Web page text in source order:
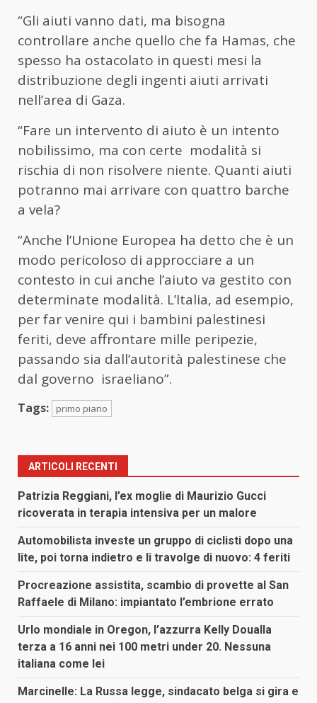
“Gli aiuti vanno dati, ma bisogna
controllare anche quello che fa Hamas, che
spesso ha ostacolato in questi mesi la
distribuzione degli ingenti aiuti arrivati
nell’area di Gaza.
“Fare un intervento di aiuto è un intento
nobilissimo, ma con certe modalità si
rischia di non risolvere niente. Quanti aiuti
potranno mai arrivare con quattro barche
a vela?
“Anche l’Unione Europea ha detto che è un
modo pericoloso di approcciare a un
contesto in cui anche l’aiuto va gestito con
determinate modalità. L’Italia, ad esempio,
per far venire qui i bambini palestinesi
feriti, deve affrontare mille peripezie,
passando sia dall’autorità palestinese che
dal governo israeliano”.
Tags: primo piano
ARTICOLI RECENTI
Patrizia Reggiani, l’ex moglie di Maurizio Gucci
ricoverata in terapia intensiva per un malore
Automobilista investe un gruppo di ciclisti dopo una
lite, poi torna indietro e li travolge di nuovo: 4 feriti
Procreazione assistita, scambio di provette al San
Raffaele di Milano: impiantato l’embrione errato
Urlo mondiale in Oregon, l’azzurra Kelly Doualla
terza a 16 anni nei 100 metri under 20. Nessuna
italiana come lei
Marcinelle: La Russa legge, sindacato belga si gira e